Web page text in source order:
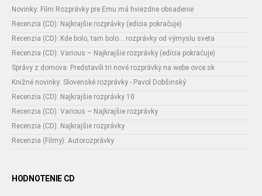
Novinky: Film Rozprávky pre Emu má hviezdne obsadenie
Recenzia (CD): Najkrajšie rozprávky (edícia pokračuje)
Recenzia (CD): Kde bolo, tam bolo... rozprávky od výmyslu sveta
Recenzia (CD): Various – Najkrajšie rozprávky (edícia pokračuje)
Správy z domova: Predstavili tri nové rozprávky na webe ovce.sk
Knižné novinky: Slovenské rozprávky - Pavol Dobšinský
Recenzia (CD): Najkrajšie rozprávky 10
Recenzia (CD): Various – Najkrajšie rozprávky
Recenzia (CD): Najkrajšie rozprávky
Recenzia (Filmy): Autorozprávky
HODNOTENIE CD